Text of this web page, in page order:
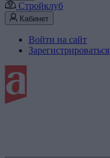
Стройклуб
Кабинет
Войти на сайт
Зарегистрироваться